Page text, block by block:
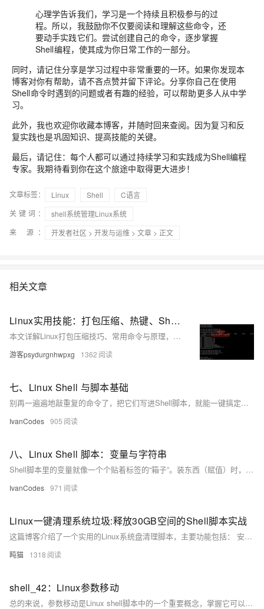
心理学告诉我们，学习是一个持续且积极参与的过
程。所以，我鼓励你不仅要阅读和理解这些命令，还
要动手实践它们。尝试创建自己的命令，逐步掌握
Shell编程，使其成为你日常工作的一部分。
同时，请记住分享是学习过程中非常重要的一环。如果你发现本
博客对你有帮助，请不吝点赞并留下评论。分享你自己在使用
Shell命令时遇到的问题或者有趣的经验，可以帮助更多人从中学
习。
此外，我也欢迎你收藏本博客，并随时回来查阅。因为复习和反
复实践也是巩固知识、提高技能的关键。
最后，请记住：每个人都可以通过持续学习和实践成为Shell编程
专家。我期待看到你在这个旅途中取得更大进步！
文章标签： Linux Shell
C语言
关键词：
shell系统管理Linux系统
来 源：
开发者社区 > 开发与运维 > 文章 > 正文
相关文章
Linux实用技能：打包压缩、热键、Shell与权限管理
本文详解Linux打包压缩技巧、常用命令与原理，涵盖.zip与.tgz格式操作、跨系统传文件方法、Shell运行机制及权限管理，助你高效使用Linux系统。
游客psydurgnhwpxg 1362
七、Linux Shell 与脚本基础
别再一遍遍地敲重复的命令了，把它们写进Shell脚本，就能一键搞定。脚本本质上就是个存着一堆命令的文本文件，但要让它“活”起来，有几个关键点：文件开头最好用#!/usr/bin/env bash来指定解释器，并用chmod +x给它执行权限。执行时也有讲究：./script.sh是在一个新“房间”（子Shell）里跑，不影响你；而source script.sh是在当前“房间”里跑，适合用来加载环境变量和配置文件。
IvanCodes 905
八、Linux Shell 脚本：变量与字符串
Shell脚本里的变量就像一个个贴着标签的“箱子”。装东西（赋值）时，=两边千万不能有空格。用单引号''装进去的东西会原封不动，用双引号""则会让里面的$变量先“变身”再装箱。默认箱子只能在当前“房间”（Shell进程）用，想让隔壁房间（子进程）也能看到，就得给箱子盖个export的“出口”戳。此外，Shell还自带了$?（上条命令的成绩单）和$1（别人递进来的第一个包裹）等许多特殊箱子，非常有用。
IvanCodes 971
Linux一键清理系统垃圾:释放30GB空间的Shell脚本实战​
这篇博客介绍了一个实用的Linux系统盘清理脚本，主要功能包括： 安全权限检查和旧内核清理，保留当前使用内核 7天以上日志文件清理和系统日志压缩 浏览器缓存(Chrome/Firefox)、APT缓存、临时文件清理 智能清理Snap旧版本和Docker无用数据 提供磁盘空间使用前后对比和大文件查找功能 脚本采用交互式设计确保安全性，适合定期维护开发环境、服务器和个人电脑。文章详细解析了脚本的关键功能代码，并给出了使用建议。完整脚本已开源，用户可根据需求自定义调整清理策略。
盹猫 1318
shell_42：Linux参数移动
总的来说，参数移动是Linux shell脚本中的一个重要概念，掌握它可以帮助我们更好地处理和管理脚本中的参数。希望这个解释能帮助你理解和使用参数移动。